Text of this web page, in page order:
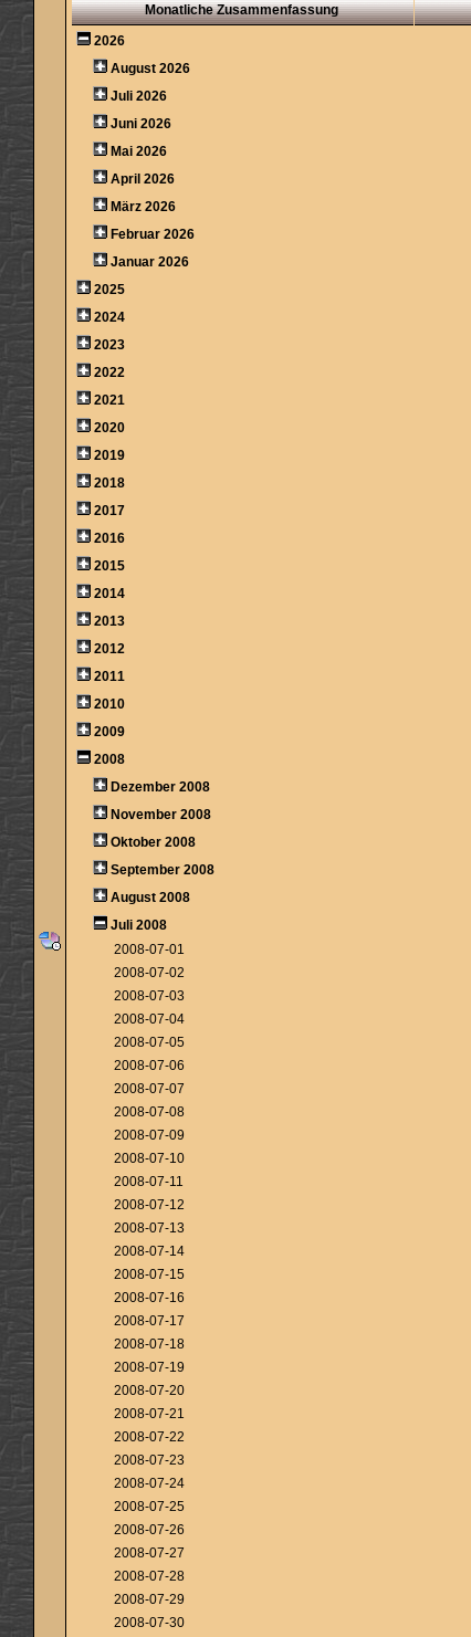
Monatliche Zusammenfassung
2026
August 2026
Juli 2026
Juni 2026
Mai 2026
April 2026
März 2026
Februar 2026
Januar 2026
2025
2024
2023
2022
2021
2020
2019
2018
2017
2016
2015
2014
2013
2012
2011
2010
2009
2008
Dezember 2008
November 2008
Oktober 2008
September 2008
August 2008
Juli 2008
2008-07-01
2008-07-02
2008-07-03
2008-07-04
2008-07-05
2008-07-06
2008-07-07
2008-07-08
2008-07-09
2008-07-10
2008-07-11
2008-07-12
2008-07-13
2008-07-14
2008-07-15
2008-07-16
2008-07-17
2008-07-18
2008-07-19
2008-07-20
2008-07-21
2008-07-22
2008-07-23
2008-07-24
2008-07-25
2008-07-26
2008-07-27
2008-07-28
2008-07-29
2008-07-30